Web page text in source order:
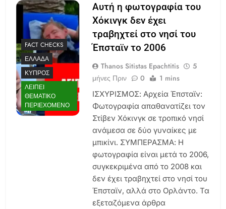
FACT CHECKS
ΕΛΛΆΔΑ
ΚΎΠΡΟΣ
ΛΕΊΠΕΙ
ΘΕΜΑΤΙΚΌ
ΠΕΡΙΕΧΌΜΕΝΟ
Αυτή η φωτογραφία του
Χόκινγκ δεν έχει
τραβηχτεί στο νησί του
Έπσταϊν το 2006
Thanos Sitistas Epachtitis
5
μήνες Πριν
0 1 mins
ΙΣΧΥΡΙΣΜΟΣ: Αρχεία Έπσταϊν:
Φωτογραφία απαθανατίζει τον
Στίβεν Χόκινγκ σε τροπικό νησί
ανάμεσα σε δύο γυναίκες με
μπικίνι. ΣΥΜΠΕΡΑΣΜΑ: Η
φωτογραφία είναι μετά το 2006,
συγκεκριμένα από το 2008 και
δεν έχει τραβηχτεί στο νησί του
Έπσταϊν, αλλά στο Ορλάντο. Τα
εξεταζόμενα άρθρα